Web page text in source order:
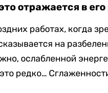
отражается в
работах, когда
на
ослабленной
редко…